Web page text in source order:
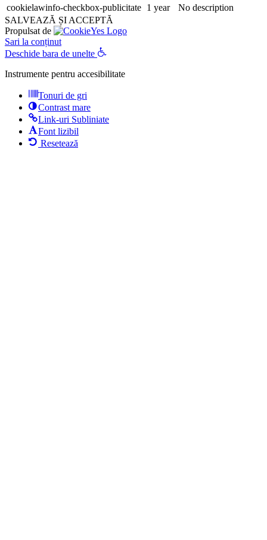
cookielawinfo-checkbox-publicitate 1 year
No description
SALVEAZĂ ȘI ACCEPTĂ
Propulsat de
Sari la conținut
Deschide bara de unelte
Instrumente pentru accesibilitate
Tonuri de gri
Contrast mare
Link-uri Subliniate
Font lizibil
Resetează